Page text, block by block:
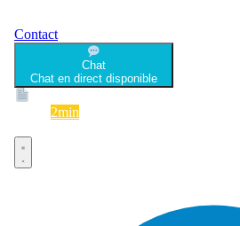
Contact
Chat
Chat en direct disponible
2min